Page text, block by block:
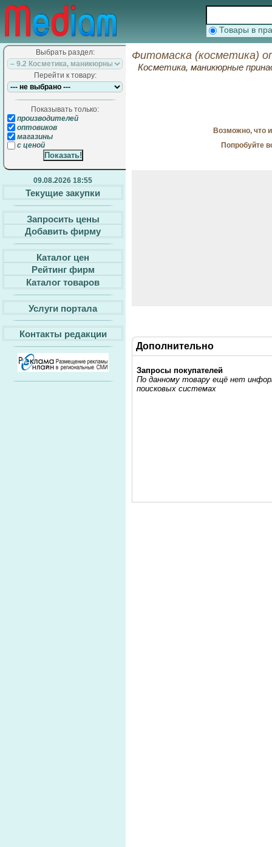
Товары в
Выбрать раздел:
Перейти к товару:
Показывать только:
производителей
оптовиков
магазины
с ценой
09.08.2026 18:55
Текущие закупки
Запросить цены
Добавить фирму
Каталог цен
Рейтинг фирм
Каталог товаров
Услуги портала
Контакты редакции
Фитомаска (косметика)
Косметика, маникюрные
Возможно, что
Попробуйте
Дополнительно
Запросы покупателей
По данному товару ещё нет
поисковых системах